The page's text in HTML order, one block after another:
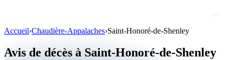
Accueil›Chaudière-Appalaches›Saint-Honoré-de-Shenley
Avis de décès à Saint-Honoré-de-Shenley